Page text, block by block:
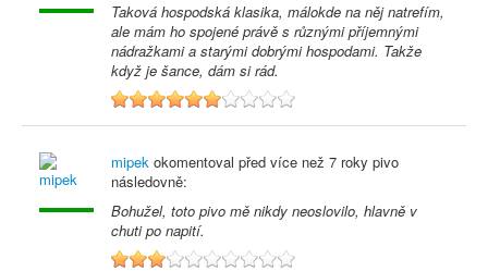
Taková hospodská klasika, málokde na něj natrefím,
ale mám ho spojené právě s různými příjemnými
nádražkami a starými dobrými hospodami. Takže
když je šance, dám si rád.
6
mipek okomentoval před více než 7 roky pivo
následovně:
Bohužel, toto pivo mě nikdy neoslovilo, hlavně v
chuti po napití.
3